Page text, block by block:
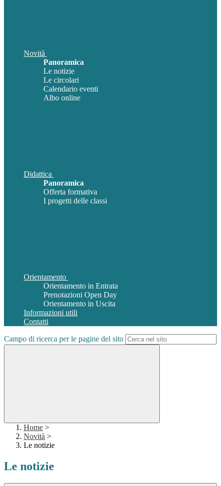
Novità
Panoramica
Le notizie
Le circolari
Calendario eventi
Albo online
Didattica
Panoramica
Offerta formativa
I progetti delle classi
Orientamento
Orientamento in Entrata
Prenotazioni Open Day
Orientamento in Uscita
Informazioni utili
Contatti
Campo di ricerca per le pagine del sito
Home >
Novità >
Le notizie
Le notizie